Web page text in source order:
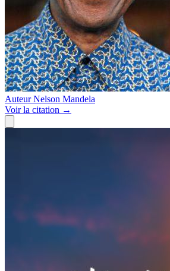
Auteur Nelson Mandela
Voirla citation →